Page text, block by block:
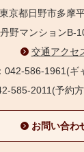
東京都日野市多摩
野マンションB-
交通アクセ
586-1961(ギ
585-2011(予約
お問い合わ